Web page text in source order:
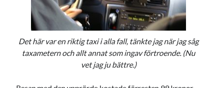
Det här var en riktig taxi i alla fall, tänkte jag när jag såg
taxametern och allt annat som ingav förtroende. (Nu
vet jag ju bättre.)